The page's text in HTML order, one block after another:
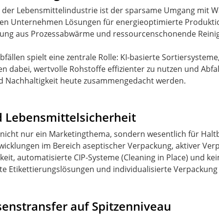
Lebensmittelindustrie ist der sparsame Umgang mit
Unternehmen Lösungen für energieoptimierte
aus Prozessabwärme und ressourcenschonende
spielt eine zentrale Rolle: KI-basierte
dabei, wertvolle Rohstoffe effizienter zu nutzen und
Nachhaltigkeit heute zusammengedacht werden.
Lebensmittelsicherheit
nur ein Marketingthema, sondern wesentlich für
im Bereich aseptischer Verpackung, aktiver
automatisierte CIP-Systeme (Cleaning in Place) und
Etikettierungslösungen und individualisierte
auf Spitzenniveau